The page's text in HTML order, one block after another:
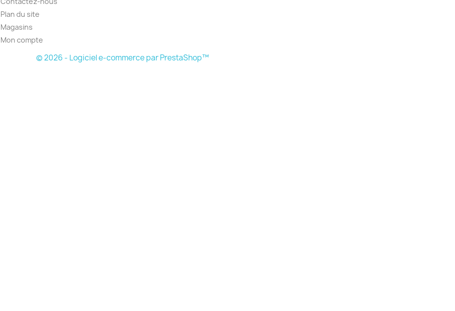
Plan du site
Magasins
Mon compte
© 2026 - Logiciel e-commerce par PrestaShop™